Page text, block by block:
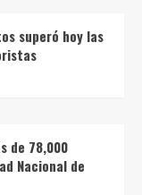
superó hoy las
de 78,000
Nacional de